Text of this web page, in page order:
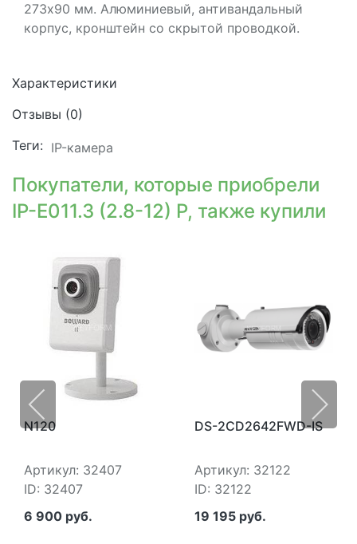
273х90 мм. Алюминиевый, антивандальный
корпус, кронштейн со скрытой проводкой.
Характеристики
Отзывы (0)
Теги: IP-камера
Покупатели, которые приобрели
IP-E011.3 (2.8-12) P, также купили
N120
Артикул: 32407
ID: 32407
6 900 руб.
DS-2CD2642FWD-IS
Артикул: 32122
ID: 32122
19 195 руб.